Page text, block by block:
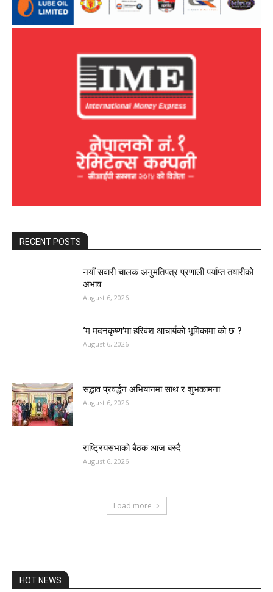
RECENT POSTS
नयाँ सवारी चालक अनुमतिपत्र प्रणाली पर्याप्त तयारीको
अभाव
August 6, 2026
‘म मदनकृष्ण’मा हरिवंश आचार्यको भूमिकामा को छ ?
August 6, 2026
सद्भाव प्रवर्द्धन अभियानमा साथ र शुभकामना
August 6, 2026
राष्ट्रियसभाको बैठक आज बस्दै
August 6, 2026
Load more
HOT NEWS